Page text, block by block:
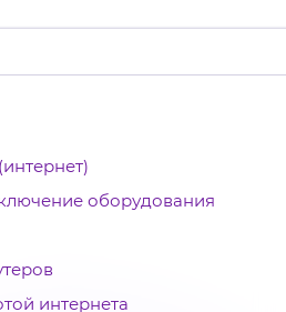
оборудования
интернета